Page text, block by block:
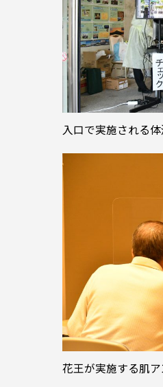
入口で実施される
花王が実施する肌